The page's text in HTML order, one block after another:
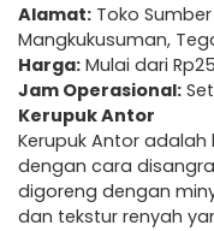
Alamat: Toko Sumber
Mangkukusuman,
Harga: Mulai dari
Jam Operasional:
Kerupuk Antor
Kerupuk Antor
dengan cara
digoreng dengan
dan tekstur renyah